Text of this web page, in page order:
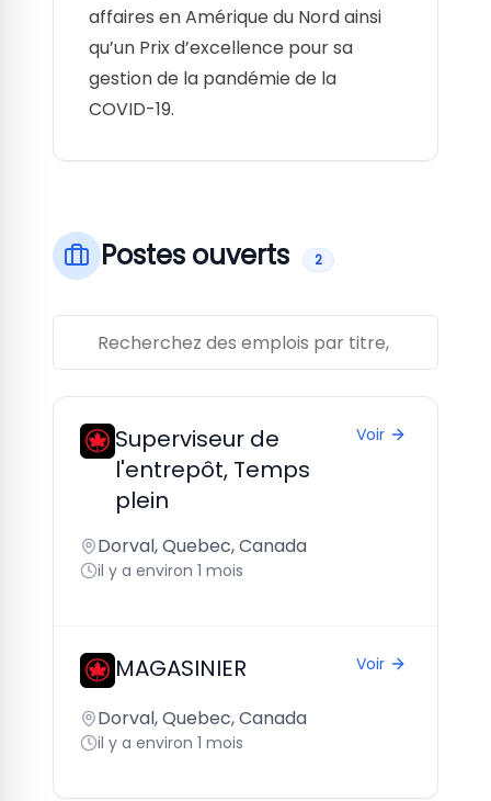
affaires en Amérique du Nord ainsi
qu’un Prix d’excellence pour sa
gestion de la pandémie de la
COVID-19.
Postes ouverts 2
Superviseur de
l'entrepôt, Temps
plein
Voir
Dorval, Quebec, Canada
il y a environ 1 mois
MAGASINIER Voir
Dorval, Quebec, Canada
il y a environ 1 mois